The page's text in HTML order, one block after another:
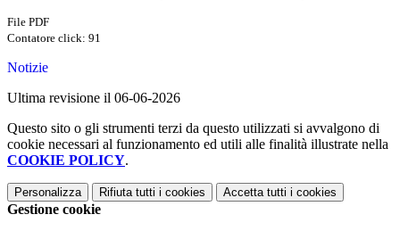
File PDF
Contatore click: 91
Notizie
Ultima revisione il 06-06-2026
Questo sito o gli strumenti terzi da questo utilizzati si avvalgono di
cookie necessari al funzionamento ed utili alle finalità illustrate nella
COOKIE POLICY.
Personalizza Rifiuta tutti i cookies Accetta tutti i cookies
Gestione cookie